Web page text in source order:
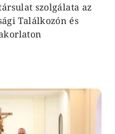
szolgálata az
Találkozón és